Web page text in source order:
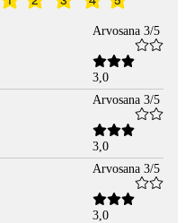
Arvosana 3/5
3,0
Arvosana 3/5
3,0
Arvosana 3/5
3,0